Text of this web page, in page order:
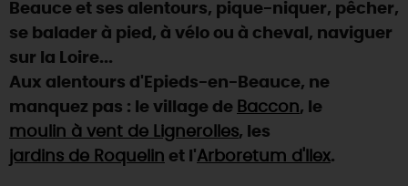
Des sorties en famille dans le Loiret !
Programme des animations "Loiret au fil de l'eau"
Où sortir ?
Beauce et ses alentours, pique-niquer, pêcher,
se balader à pied, à vélo ou à cheval, naviguer
sur la Loire...
Aux alentours d'Epieds-en-Beauce, ne
manquez pas : le village de Baccon, le
moulin à vent de Lignerolles, les
jardins de Roquelin et l'Arboretum d'Ilex.